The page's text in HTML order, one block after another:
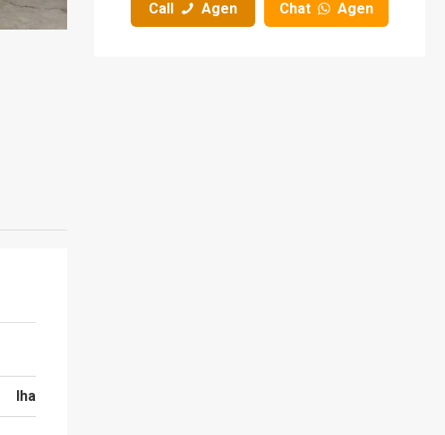
Iha
Call Agen Chat Agen